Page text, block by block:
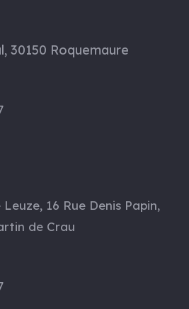
30150 Roquemaure
16 Rue Denis Papin,
de Crau